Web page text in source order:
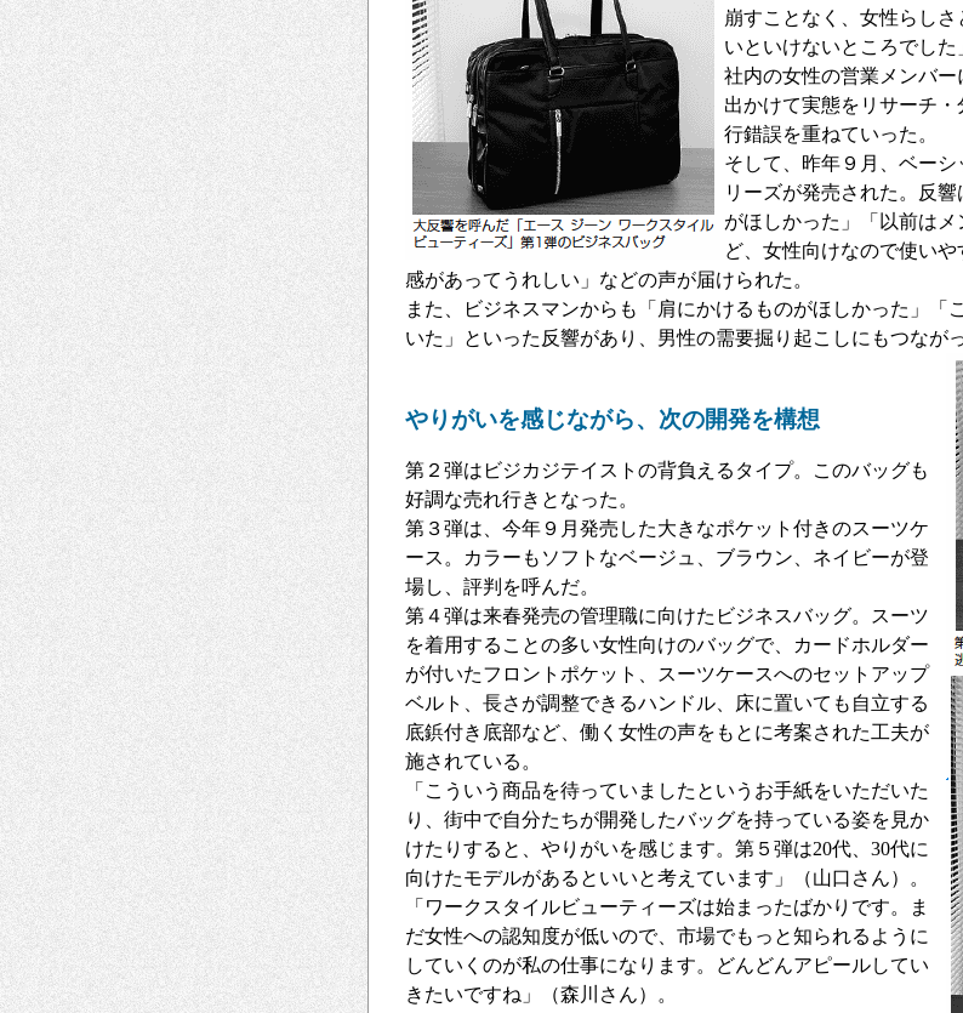
崩すことなく、女性らし
いといけないところでした
社内の女性の営業メンバ
出かけて実態をリサーチ
行錯誤を重ねていった。
そして、昨年９月、ベー
リーズが発売された。反
がほしかった」「以前は
ど、女性向けなので使い
感があってうれしい」などの声が届けられた。
また、ビジネスマンからも「肩にかけるものがほしかった」「
いた」といった反響があり、男性の需要掘り起こしにもつながっ
やりがいを感じながら、次の開発を構想
第２弾はビジカジテイストの背負えるタイプ。このバッグも
好調な売れ行きとなった。
第３弾は、今年９月発売した大きなポケット付きのスーツケ
ース。カラーもソフトなベージュ、ブラウン、ネイビーが登
場し、評判を呼んだ。
第４弾は来春発売の管理職に向けたビジネスバッグ。スーツ
を着用することの多い女性向けのバッグで、カードホルダー
が付いたフロントポケット、スーツケースへのセットアップ
ベルト、長さが調整できるハンドル、床に置いても自立する
底鋲付き底部など、働く女性の声をもとに考案された工夫が
施されている。
「こういう商品を待っていましたというお手紙をいただいた
り、街中で自分たちが開発したバッグを持っている姿を見か
けたりすると、やりがいを感じます。第５弾は20代、30代に
向けたモデルがあるといいと考えています」（山口さん）。
「ワークスタイルビューティーズは始まったばかりです。ま
だ女性への認知度が低いので、市場でもっと知られるように
していくのが私の仕事になります。どんどんアピールしてい
きたいですね」（森川さん）。